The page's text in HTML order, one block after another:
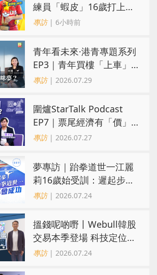
練員「蝦皮」16歲打上世
界第一！戰友成最強後盾
專訪| 6小時前
青年看未來·港青專題系列
EP3｜青年買樓「上車」
係咪夢？ 觀念改變居住選
專訪| 2026.07.29
圍爐StarTalk Podcast
EP7｜票尾經濟有「價」
有「市」？「短期流量」
專訪| 2026.07.27
夢專訪｜跆拳道世一江麗
莉16歲始受訓：遲起步不
代表不會成功
專訪| 2026.07.24
搵錢呢啲嘢丨Webull韓股
交易本季登場 科技定位成
護城河 冀登港互聯網券商
專訪| 2026.07.24